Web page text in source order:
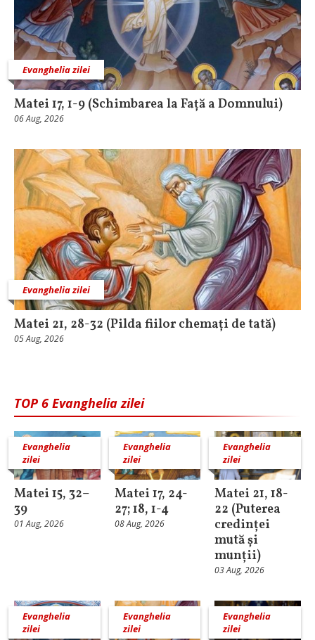
Evanghelia zilei
Matei 17, 1-9 (Schimbarea la Față a Domnului)
06 Aug, 2026
Evanghelia zilei
Matei 21, 28-32 (Pilda fiilor chemați de tată)
05 Aug, 2026
TOP 6 Evanghelia zilei
Evanghelia
zilei
Matei 15, 32–
39
01 Aug, 2026
Evanghelia
zilei
Matei 17, 24-
27; 18, 1-4
08 Aug, 2026
Evanghelia
zilei
Matei 21, 18-
22 (Puterea
credinței
mută și
munții)
03 Aug, 2026
Evanghelia
zilei
Evanghelia
zilei
Evanghelia
zilei